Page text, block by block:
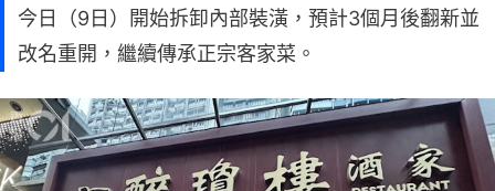
今日（9日）開始拆卸內部裝潢，預計3個月後翻新並
改名重開，繼續傳承正宗客家菜。